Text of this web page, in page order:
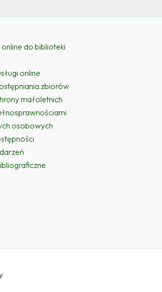
do biblioteki
online
zbiorów
małoletnich
osobowych